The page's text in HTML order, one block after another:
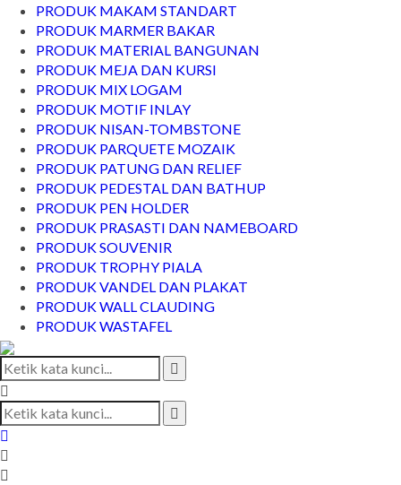
PRODUK MAKAM STANDART
PRODUK MARMER BAKAR
PRODUK MATERIAL BANGUNAN
PRODUK MEJA DAN KURSI
PRODUK MIX LOGAM
PRODUK MOTIF INLAY
PRODUK NISAN-TOMBSTONE
PRODUK PARQUETE MOZAIK
PRODUK PATUNG DAN RELIEF
PRODUK PEDESTAL DAN BATHUP
PRODUK PEN HOLDER
PRODUK PRASASTI DAN NAMEBOARD
PRODUK SOUVENIR
PRODUK TROPHY PIALA
PRODUK VANDEL DAN PLAKAT
PRODUK WALL CLAUDING
PRODUK WASTAFEL